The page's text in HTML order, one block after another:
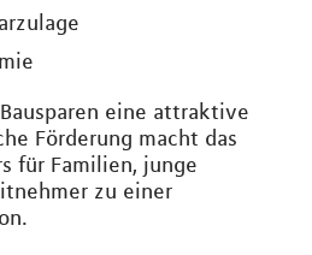
eine attraktive
Förderung macht das
für Familien, junge
zu einer